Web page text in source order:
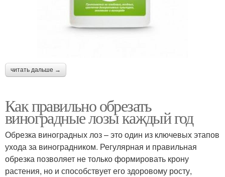
читать дальше →
Как правильно обрезать
виноградные лозы каждый год
Обрезка виноградных лоз – это один из ключевых этапов
ухода за виноградником. Регулярная и правильная
обрезка позволяет не только формировать крону
растения, но и способствует его здоровому росту,